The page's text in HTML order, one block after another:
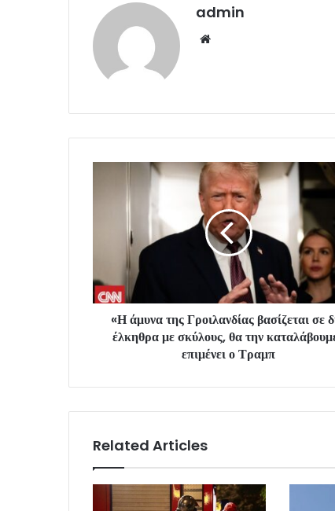
admin
«Η άμυνα της Γροιλανδίας βασίζεται σε
έλκηθρα με σκύλους, θα την
επιμένει ο Τραμπ
Related Articles